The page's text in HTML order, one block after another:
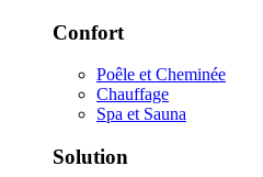
Confort
Poêle et Cheminée
Chauffage
Spa et Sauna
Solution